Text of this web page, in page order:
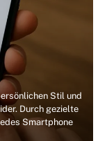
Stil und
Durch gezielte
Smartphone